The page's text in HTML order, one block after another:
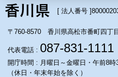
[ 法人番号 ]
〒760-8570 香川県高松市番町四丁
代表電話 : 087-831-1111
開庁時間 : 月曜日～金曜日・午前8
（休日・年末年始を除く）